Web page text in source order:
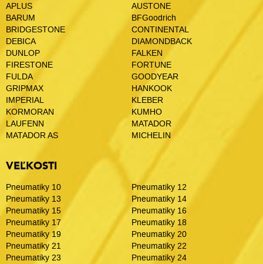
APLUS
AUSTONE
BARUM
BFGoodrich
BRIDGESTONE
CONTINENTAL
DEBICA
DIAMONDBACK
DUNLOP
FALKEN
FIRESTONE
FORTUNE
FULDA
GOODYEAR
GRIPMAX
HANKOOK
IMPERIAL
KLEBER
KORMORAN
KUMHO
LAUFENN
MATADOR
MATADOR AS
MICHELIN
VEĽKOSTI
Pneumatiky 10
Pneumatiky 12
Pneumatiky 13
Pneumatiky 14
Pneumatiky 15
Pneumatiky 16
Pneumatiky 17
Pneumatiky 18
Pneumatiky 19
Pneumatiky 20
Pneumatiky 21
Pneumatiky 22
Pneumatiky 23
Pneumatiky 24